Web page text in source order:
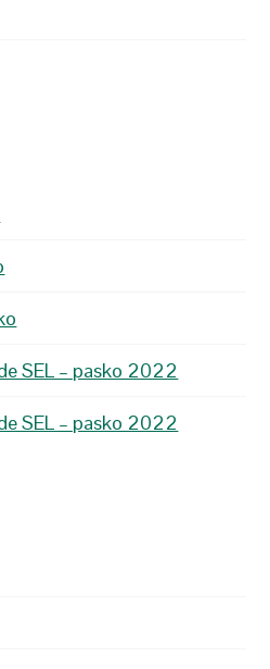
SEL – pasko 2022
SEL – pasko 2022